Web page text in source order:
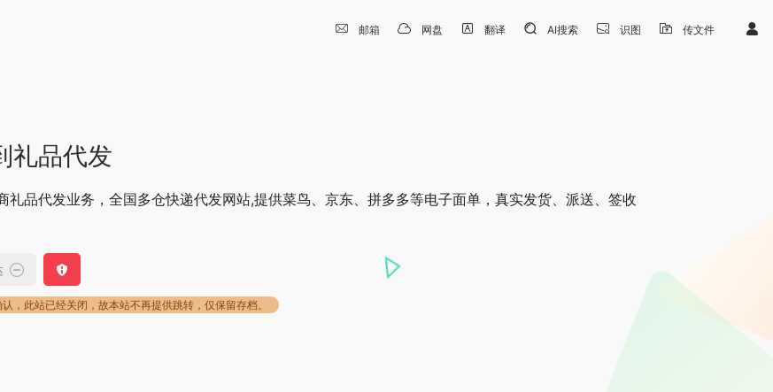
邮箱 网盘 翻译 AI搜索 识图 传文件
礼品代发
礼品代发业务，全国多仓快递代发网站,提供菜鸟、京东、拼多多等电子面单，真实发货、派送、签收
，此站已经关闭，故本站不再提供跳转，仅保留存档。